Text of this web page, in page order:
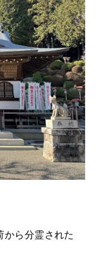
から分霊された